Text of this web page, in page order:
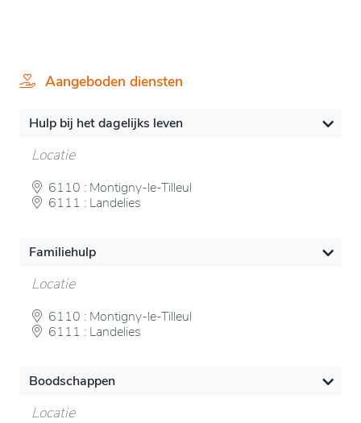
Aangeboden diensten
Hulp bij het dagelijks leven
Locatie
6110 : Montigny-le-Tilleul
6111 : Landelies
Familiehulp
Locatie
6110 : Montigny-le-Tilleul
6111 : Landelies
Boodschappen
Locatie